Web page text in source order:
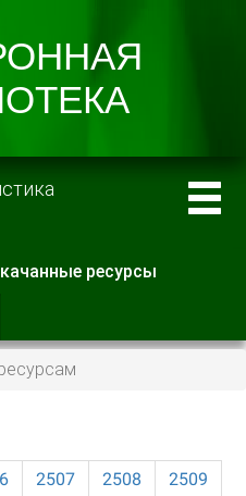
ресурсы
2507 2508
2509